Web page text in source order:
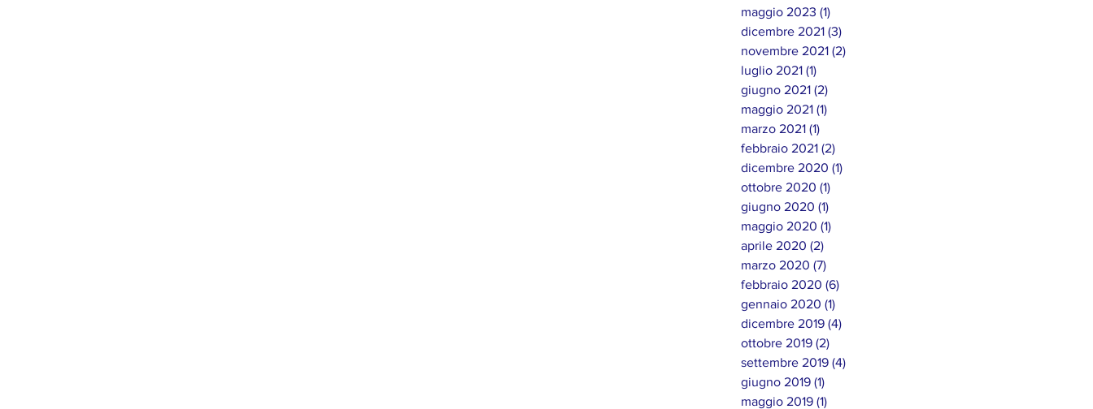
maggio 2023 (1)
dicembre 2021 (3)
novembre 2021 (2)
luglio 2021 (1)
giugno 2021 (2)
maggio 2021 (1)
marzo 2021 (1)
febbraio 2021 (2)
dicembre 2020 (1)
ottobre 2020 (1)
giugno 2020 (1)
maggio 2020 (1)
aprile 2020 (2)
marzo 2020 (7)
febbraio 2020 (6)
gennaio 2020 (1)
dicembre 2019 (4)
ottobre 2019 (2)
settembre 2019 (4)
giugno 2019 (1)
maggio 2019 (1)